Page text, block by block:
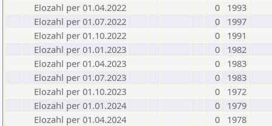
Elozahl per 01.04.2022
0
1993
Elozahl per 01.07.2022
0
1997
Elozahl per 01.10.2022
0
1991
Elozahl per 01.01.2023
0
1982
Elozahl per 01.04.2023
0
1983
Elozahl per 01.07.2023
0
1983
Elozahl per 01.10.2023
0
1972
Elozahl per 01.01.2024
0
1979
Elozahl per 01.04.2024
0
1978